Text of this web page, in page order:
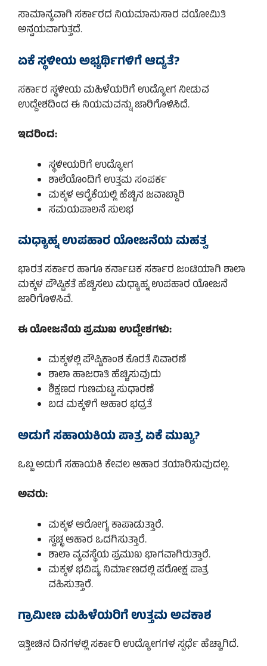
ಸಾಮಾನ್ಯವಾಗಿ ಸರ್ಕಾರದ ನಿಯಮಾನುಸಾರ ವಯೋಮಿತಿ
ಅನ್ವಯವಾಗುತ್ತದೆ.
ಏಕೆ ಸ್ಥಳೀಯ ಅಭ್ಯರ್ಥಿಗಳಿಗೆ ಆದ್ಯತೆ?
ಸರ್ಕಾರ ಸ್ಥಳೀಯ ಮಹಿಳೆಯರಿಗೆ ಉದ್ಯೋಗ ನೀಡುವ
ಉದ್ದೇಶದಿಂದ ಈ ನಿಯಮವನ್ನು ಜಾರಿಗೊಳಿಸಿದೆ.
ಇದರಿಂದ:
ಸ್ಥಳೀಯರಿಗೆ ಉದ್ಯೋಗ
ಶಾಲೆಯೊಂದಿಗೆ ಉತ್ತಮ ಸಂಪರ್ಕ
ಮಕ್ಕಳ ಆರೈಕೆಯಲ್ಲಿ ಹೆಚ್ಚಿನ ಜವಾಬ್ದಾರಿ
ಸಮಯಪಾಲನೆ ಸುಲಭ
ಮಧ್ಯಾಹ್ನ ಉಪಹಾರ ಯೋಜನೆಯ ಮಹತ್ವ
ಭಾರತ ಸರ್ಕಾರ ಹಾಗೂ ಕರ್ನಾಟಕ ಸರ್ಕಾರ ಜಂಟಿಯಾಗಿ ಶಾಲಾ
ಮಕ್ಕಳ ಪೌಷ್ಟಿಕತೆ ಹೆಚ್ಚಿಸಲು ಮಧ್ಯಾಹ್ನ ಉಪಹಾರ ಯೋಜನೆ
ಜಾರಿಗೊಳಿಸಿವೆ.
ಈ ಯೋಜನೆಯ ಪ್ರಮುಖ ಉದ್ದೇಶಗಳು:
ಮಕ್ಕಳಲ್ಲಿ ಪೌಷ್ಟಿಕಾಂಶ ಕೊರತೆ ನಿವಾರಣೆ
ಶಾಲಾ ಹಾಜರಾತಿ ಹೆಚ್ಚಿಸುವುದು
ಶಿಕ್ಷಣದ ಗುಣಮಟ್ಟ ಸುಧಾರಣೆ
ಬಡ ಮಕ್ಕಳಿಗೆ ಆಹಾರ ಭದ್ರತೆ
ಅಡುಗೆ ಸಹಾಯಕಿಯ ಪಾತ್ರ ಏಕೆ ಮುಖ್ಯ?
ಒಬ್ಬ ಅಡುಗೆ ಸಹಾಯಕಿ ಕೇವಲ ಆಹಾರ ತಯಾರಿಸುವುದಲ್ಲ.
ಅವರು:
ಮಕ್ಕಳ ಆರೋಗ್ಯ ಕಾಪಾಡುತ್ತಾರೆ.
ಸ್ವಚ್ಛ ಆಹಾರ ಒದಗಿಸುತ್ತಾರೆ.
ಶಾಲಾ ವ್ಯವಸ್ಥೆಯ ಪ್ರಮುಖ ಭಾಗವಾಗಿರುತ್ತಾರೆ.
ಮಕ್ಕಳ ಭವಿಷ್ಯ ನಿರ್ಮಾಣದಲ್ಲಿ ಪರೋಕ್ಷ ಪಾತ್ರ
ವಹಿಸುತ್ತಾರೆ.
ಗ್ರಾಮೀಣ ಮಹಿಳೆಯರಿಗೆ ಉತ್ತಮ ಅವಕಾಶ
ಇತ್ತೀಚಿನ ದಿನಗಳಲ್ಲಿ ಸರ್ಕಾರಿ ಉದ್ಯೋಗಗಳ ಸ್ಪರ್ಧೆ ಹೆಚ್ಚಾಗಿದೆ.